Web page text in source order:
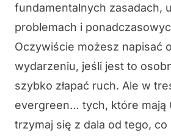
fundamentalnych zasadach,
problemach i
Oczywiście możesz napisać
wydarzeniu, jeśli jest to
szybko złapać ruch. Ale w
evergreen… tych, które mają
trzymaj się z dala od tego, co